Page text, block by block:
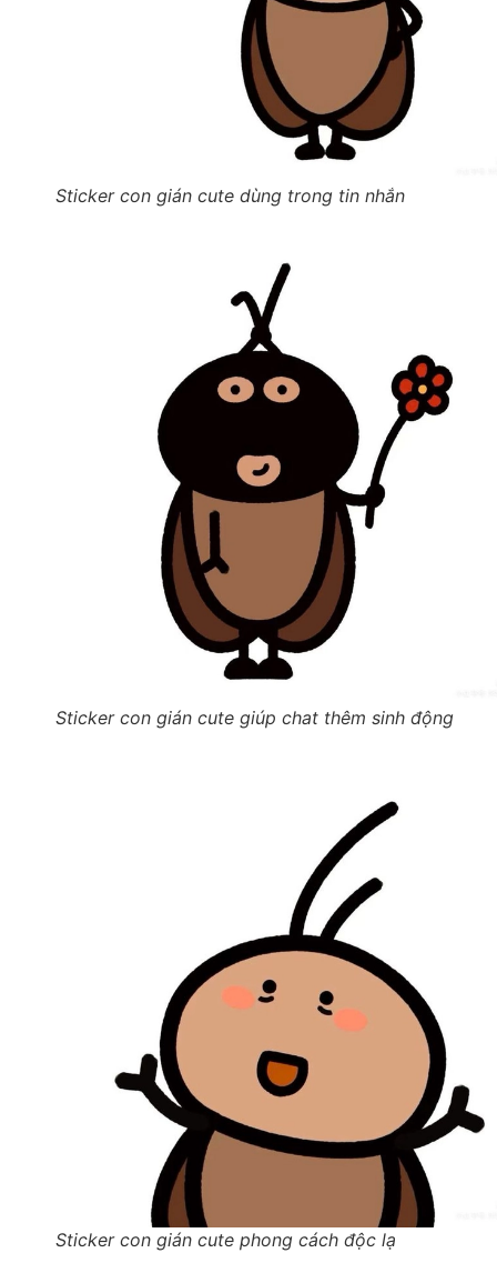
Sticker con gián cute dùng trong tin nhắn
Sticker con gián cute giúp chat thêm sinh động
Sticker con gián cute phong cách độc lạ